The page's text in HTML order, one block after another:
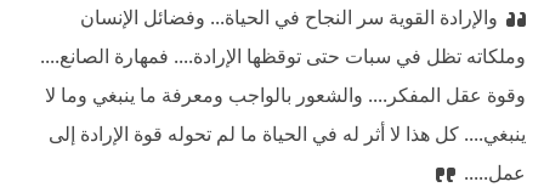
والإرادة القوية سر النجاح في الحياة... وفضائل الإنسان
وملكاته تظل في سبات حتى توقظها الإرادة.... فمهارة الصانع....
وقوة عقل المفكر.... والشعور بالواجب ومعرفة ما ينبغي وما لا
ينبغي.... كل هذا لا أثر له في الحياة ما لم تحوله قوة الإرادة إلى
عمل.....